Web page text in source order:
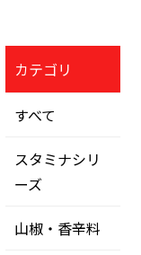
カテゴリ
すべて
スタミナシリ
ーズ
山椒・香辛料